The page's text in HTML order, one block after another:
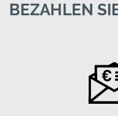
BEZAHLEN